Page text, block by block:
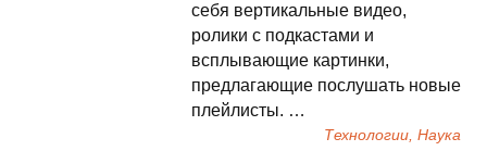
себя вертикальные видео,
ролики с подкастами и
всплывающие картинки,
предлагающие послушать новые
плейлисты. …
Технологии, Наука